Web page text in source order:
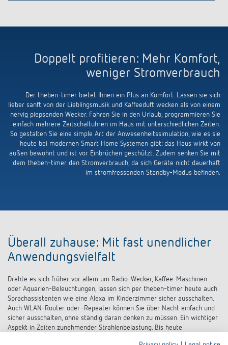
Doppelt profitieren: Mehr Komfort,
weniger Stromverbrauch
Der theben-timer bietet Ihnen ein Plus an Komfort. Lassen sie sich
lieber sanft von der Lieblingsmusik und Kaffeeduft wecken als von einem
nervig piepsenden Wecker. Fahren Sie in den Urlaub, programmieren Sie
einfach mehrere Zeitschaltuhren im Haus mit unterschiedlichen Zeiten.
So gestalten Sie eine simple Art der Anwesenheitssimulation, wie es sie
heute bei modernen Smart Home Systemen gibt: das Haus wirkt von
außen bewohnt und ist vor Einbrüchen geschützt. Zudem senken Sie mit
dem theben-timer den Stromverbrauch, da sich Geräte nicht dauerhaft
im stromfressenden Standby-Modus befinden.
Überall zuhause: Mit fast unendlicher
Anwendungsvielfalt
Drehte es sich früher vor allem um Radio-Wecker, Kaffee-Maschinen
oder Aquarien-Beleuchtungen, lassen sich per theben-timer heute auch
Sprachassistenten wie eine Alexa im Kinderzimmer sicher ausschalten.
Auch WLAN-Router oder -Repeater können Sie über Nacht einfach und
sicher ausschalten, ohne ständig daran denken zu müssen. Ein wichtiger
Aspekt in Zeiten zunehmender Strahlenbelastung. Bis heute